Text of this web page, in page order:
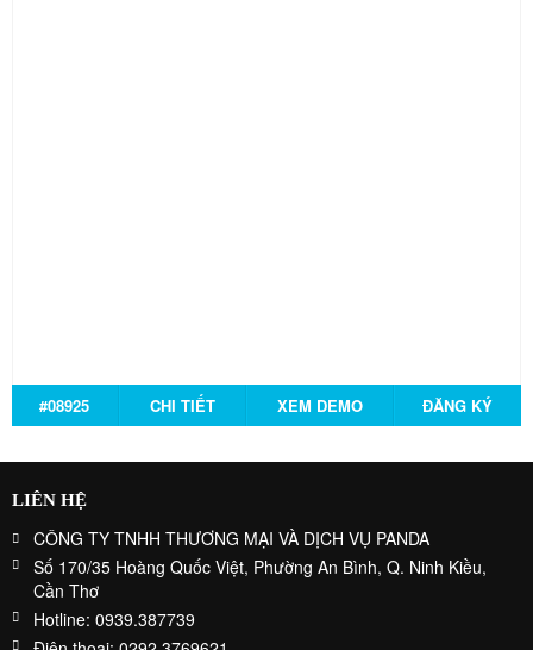
#08925 CHI TIẾT XEM DEMO ĐĂNG KÝ
LIÊN HỆ
CÔNG TY TNHH THƯƠNG MẠI VÀ DỊCH VỤ PANDA
Số 170/35 Hoàng Quốc Việt, Phường An Bình, Q. Ninh Kiều,
Cần Thơ
Hotline: 0939.387739